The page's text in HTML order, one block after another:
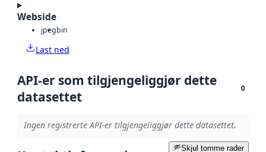
Webside
jpegbin
Last ned
API-er som tilgjengeliggjør dette
datasettet
0
Ingen registrerte API-er tilgjengeliggjør dette datasettet.
Skjul tomme rader